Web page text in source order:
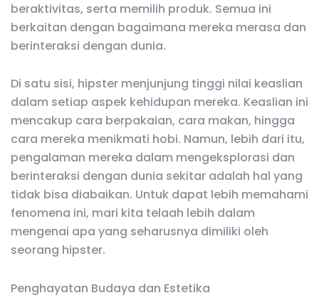
beraktivitas, serta memilih produk. Semua ini
berkaitan dengan bagaimana mereka merasa dan
berinteraksi dengan dunia.
Di satu sisi, hipster menjunjung tinggi nilai keaslian
dalam setiap aspek kehidupan mereka. Keaslian ini
mencakup cara berpakaian, cara makan, hingga
cara mereka menikmati hobi. Namun, lebih dari itu,
pengalaman mereka dalam mengeksplorasi dan
berinteraksi dengan dunia sekitar adalah hal yang
tidak bisa diabaikan. Untuk dapat lebih memahami
fenomena ini, mari kita telaah lebih dalam
mengenai apa yang seharusnya dimiliki oleh
seorang hipster.
Penghayatan Budaya dan Estetika